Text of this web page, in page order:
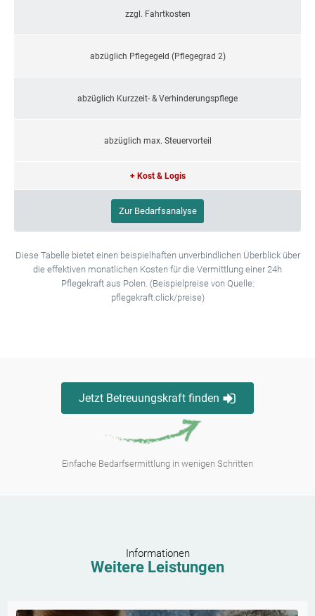
zzgl. Fahrtkosten
abzüglich Pflegegeld (Pflegegrad 2)
abzüglich Kurzzeit- & Verhinderungspflege
abzüglich max. Steuervorteil
+ Kost & Logis
Zur Bedarfsanalyse
Diese Tabelle bietet einen beispielhaften unverbindlichen Überblick über
die effektiven monatlichen Kosten für die Vermittlung einer 24h
Pflegekraft aus Polen. (Beispielpreise von Quelle:
pflegekraft.click/preise)
Jetzt Betreuungskraft finden
Einfache Bedarfsermittlung in wenigen Schritten
Informationen
Weitere Leistungen